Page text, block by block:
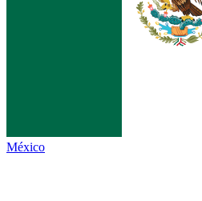
México